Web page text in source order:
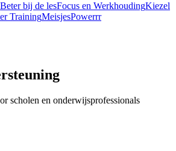
Beter bij de lesFocus en WerkhoudingKiezel
TrainingMeisjesPowerrr
scholen en onderwijsprofessionals